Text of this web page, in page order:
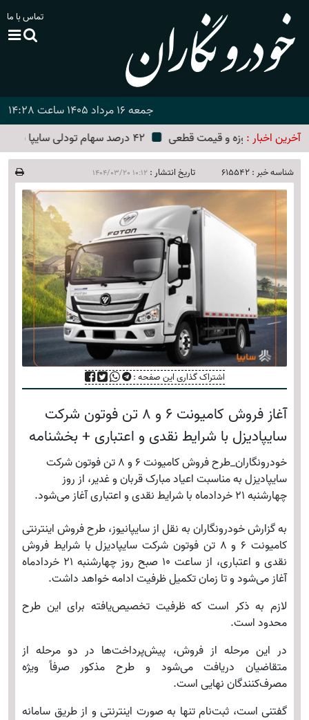
تماس با ما
جمعه 16 مرداد 1405 ساعت 14:28
آخرین اخبار :
­42 درصد سهام تودلی سایپا باید عرضه شود قطعی
شناسه خبر :615542 تاریخ انتشار : 1404/03/20 10:12
اشتراک گذاری این صفحه :
آغاز فروش کامیونت 6 و 8 تن فوتون شرکت
سایپادیزل با شرایط نقدی و اعتباری + بخشنامه
خودرونگاران_طرح فروش کامیونت 6 و 8 تن فوتون شرکت
سایپادیزل به مناسبت اعیاد مبارک قربان و غدیر، از روز
چهارشنبه 21 خردادماه با شرایط نقدی و اعتباری آغاز می‌شود.
به گزارش خودرونگاران به نقل از سایپانیوز، طرح فروش اینترنتی
کامیونت 6 و 8 تن فوتون شرکت سایپادیزل با شرایط فروش
نقدی و اعتباری، از ساعت 10 صبح روز چهارشنبه 21 خردادماه
آغاز می‌شود و تا زمان تکمیل ظرفیت ادامه خواهد داشت.
لازم به ذکر است که ظرفیت تخصیص‌یافته برای این طرح
محدود است.
در این مرحله از فروش، پیش‌پرداخت‌ها در دو مرحله از
متقاضیان دریافت می‌شود و طرح مذکور صرفاً ویژه
مصرف‌کنندگان نهایی است.
گفتنی است، ثبت‌نام تنها به صورت اینترنتی و از طریق سامانه